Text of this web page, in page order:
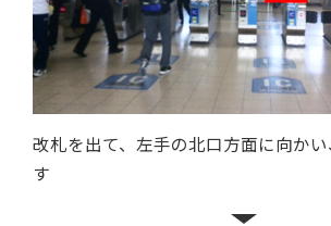
改札を出て、左手の北口方面に向か
す